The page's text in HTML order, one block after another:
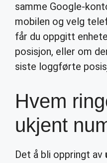
samme Google-
mobilen og velg
får du oppgitt
posisjon, eller om
siste loggførte
Hvem
ukjent
Det å bli oppringt av